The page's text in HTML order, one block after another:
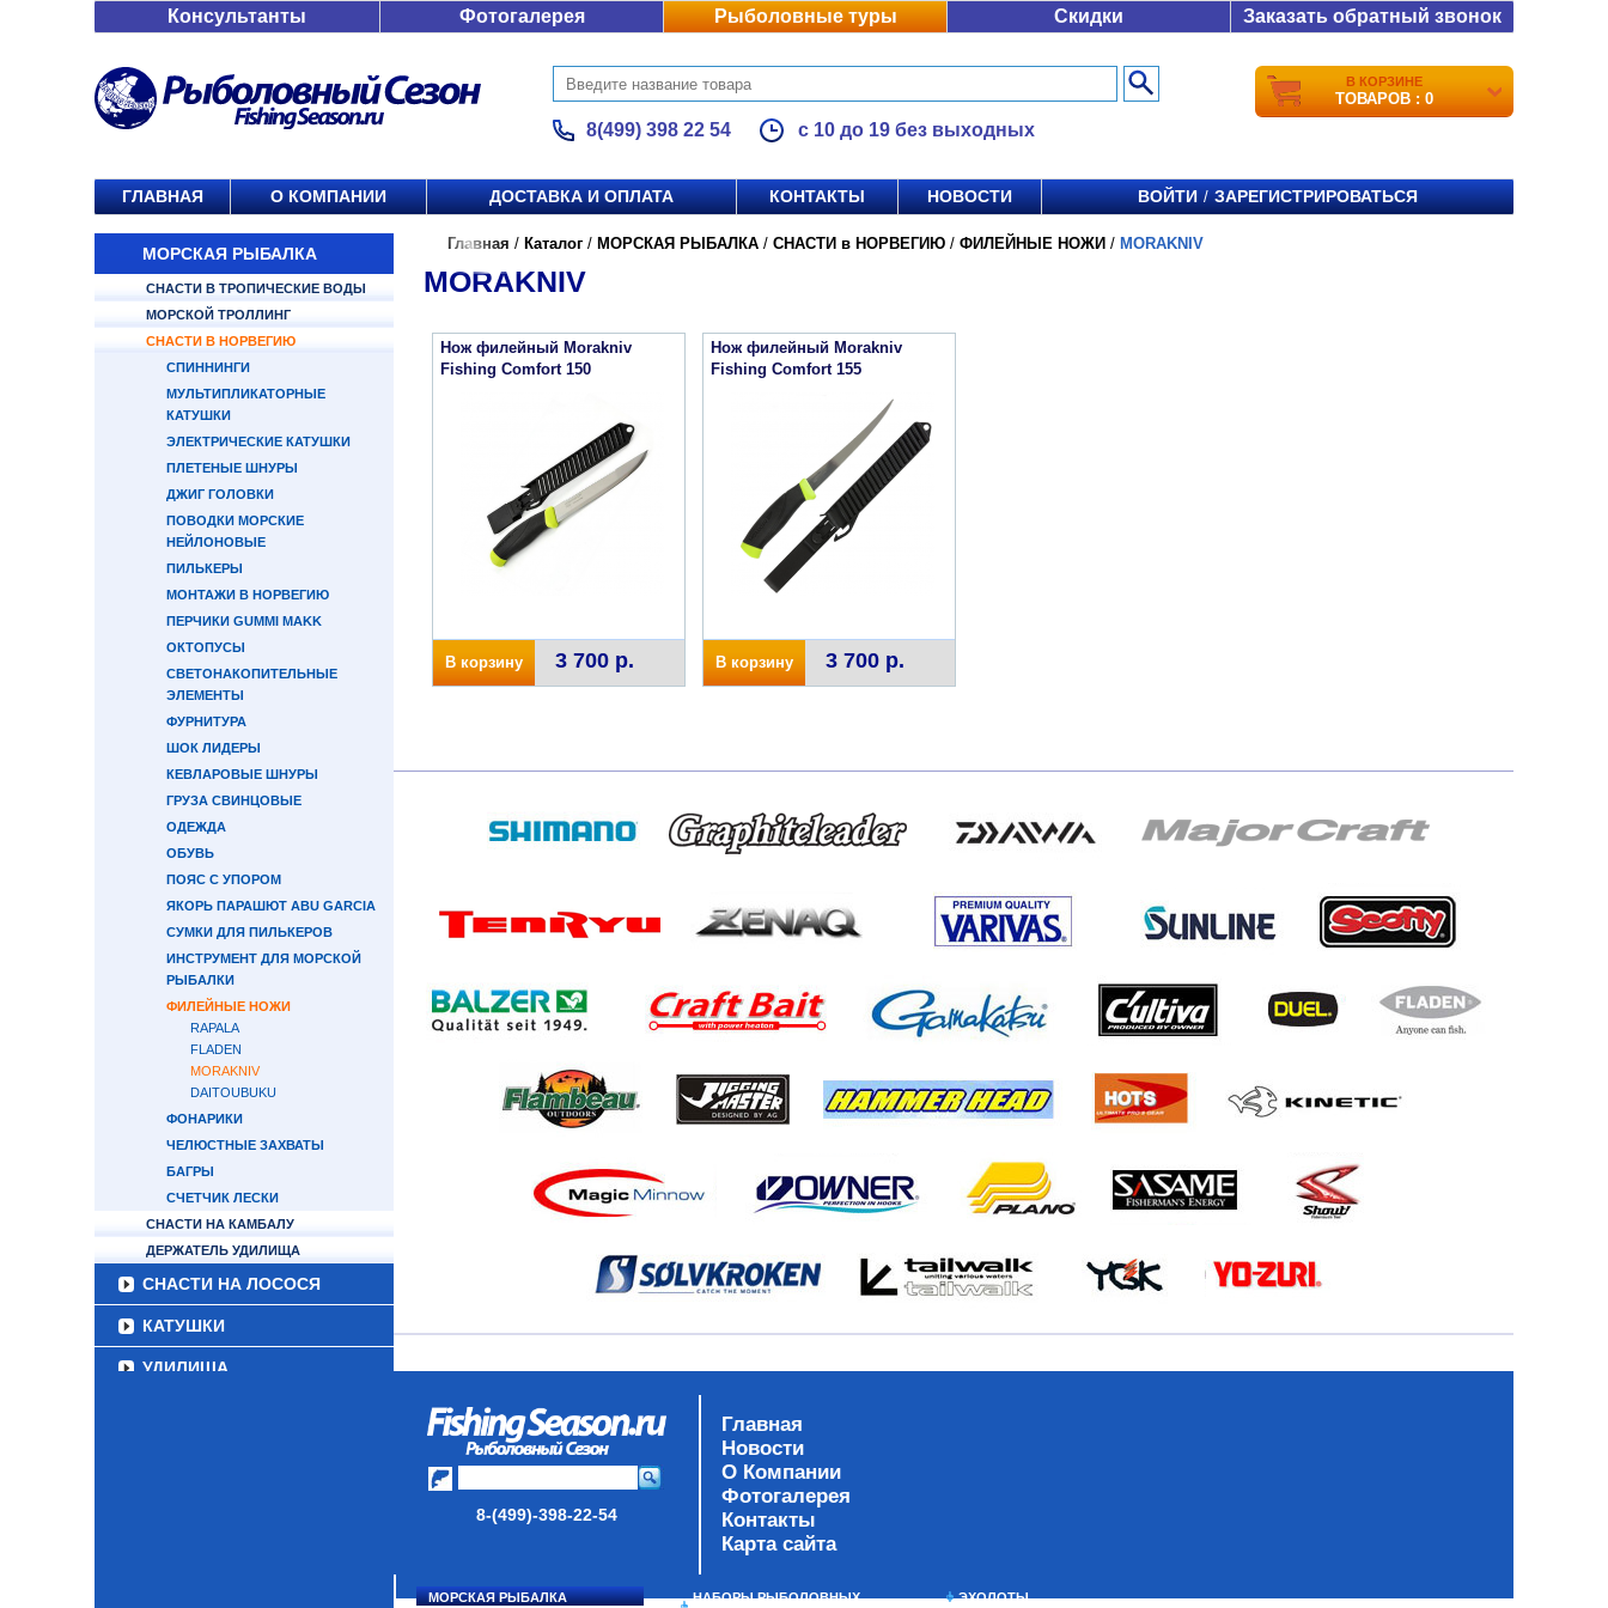
Консультанты Фотогалерея Рыболовные туры Скидки Заказать обратный звонок
8(499) 398 22 54 с 10 до 19 без выходных
В КОРЗИНЕ
ТОВАРОВ : 0
ГЛАВНАЯ О КОМПАНИИ ДОСТАВКА И ОПЛАТА КОНТАКТЫ НОВОСТИ ВОЙТИ / ЗАРЕГИСТРИРОВАТЬСЯ
МОРСКАЯ РЫБАЛКА
СНАСТИ В ТРОПИЧЕСКИЕ ВОДЫ
МОРСКОЙ ТРОЛЛИНГ
СНАСТИ В НОРВЕГИЮ
СПИННИНГИ
МУЛЬТИПЛИКАТОРНЫЕ
КАТУШКИ
ЭЛЕКТРИЧЕСКИЕ КАТУШКИ
ПЛЕТЕНЫЕ ШНУРЫ
ДЖИГ ГОЛОВКИ
ПОВОДКИ МОРСКИЕ
НЕЙЛОНОВЫЕ
ПИЛЬКЕРЫ
МОНТАЖИ В НОРВЕГИЮ
ПЕРЧИКИ GUMMI MAKK
ОКТОПУСЫ
СВЕТОНАКОПИТЕЛЬНЫЕ
ЭЛЕМЕНТЫ
ФУРНИТУРА
ШОК ЛИДЕРЫ
КЕВЛАРОВЫЕ ШНУРЫ
ГРУЗА СВИНЦОВЫЕ
ОДЕЖДА
ОБУВЬ
ПОЯС С УПОРОМ
ЯКОРЬ ПАРАШЮТ ABU GARCIA
СУМКИ ДЛЯ ПИЛЬКЕРОВ
ИНСТРУМЕНТ ДЛЯ МОРСКОЙ
РЫБАЛКИ
ФИЛЕЙНЫЕ НОЖИ
RAPALA
FLADEN
MORAKNIV
DAITOUBUKU
ФОНАРИКИ
ЧЕЛЮСТНЫЕ ЗАХВАТЫ
БАГРЫ
СЧЕТЧИК ЛЕСКИ
СНАСТИ НА КАМБАЛУ
ДЕРЖАТЕЛЬ УДИЛИЩА
СНАСТИ НА ЛОСОСЯ
КАТУШКИ
УДИЛИЩА
Главная / Каталог / МОРСКАЯ РЫБАЛКА / СНАСТИ в НОРВЕГИЮ / ФИЛЕЙНЫЕ НОЖИ / MORAKNIV
MORAKNIV
Нож филейный Morakniv
Fishing Comfort 150
В корзину 3 700 р.
Нож филейный Morakniv
Fishing Comfort 155
В корзину 3 700 р.
8-(499)-398-22-54
Главная
Новости
О Компании
Фотогалерея
Контакты
Карта сайта
МОРСКАЯ РЫБАЛКА
НАБОРЫ РЫБОЛОВНЫХ
ЭХОЛОТЫ